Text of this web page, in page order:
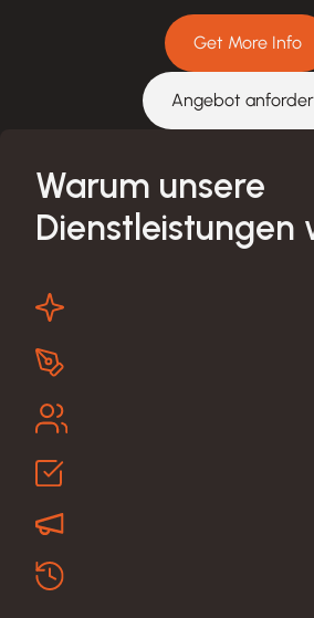
Get More Info
Angebot
Warum unsere
Dienstleistungen